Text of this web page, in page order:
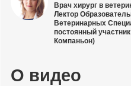
Врач хирург в
Лектор
Ветеринарных
постоянный
Компаньон)
О видео